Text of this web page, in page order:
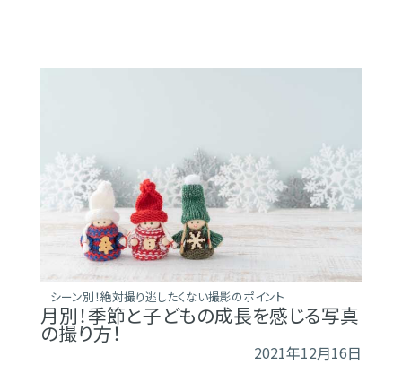
シーン別！絶対撮り逃したくない撮影のポイント
月別！季節と子どもの成長を感じる写真
の撮り方！
2021年12月16日